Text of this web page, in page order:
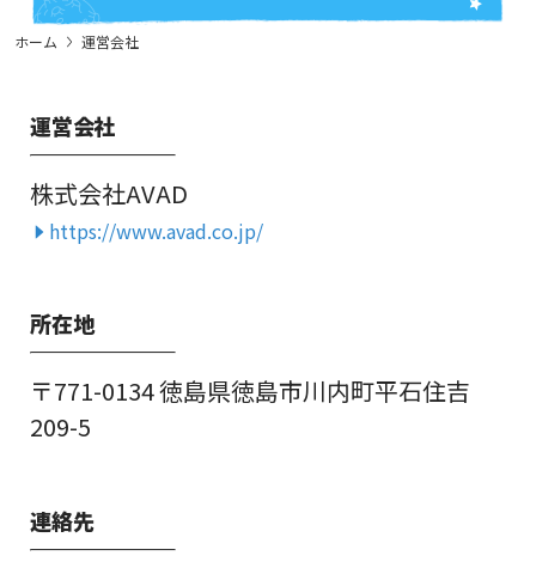
ホーム 運営会社
運営会社
株式会社AVAD
https://www.avad.co.jp/
所在地
〒771-0134 徳島県徳島市川内町平石住吉
209-5
連絡先